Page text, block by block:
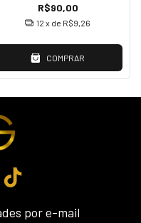
R$90,00
12 x de R$9,26
COMPRAR
por e-mail